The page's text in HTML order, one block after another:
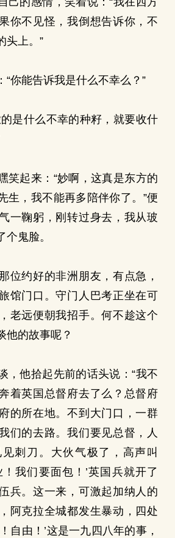
你不见怪，我倒想告诉你，不
头上。”
能告诉我是什么不幸么？”
什么不幸的种籽，就要收什
起来：“妙啊，这真是东方的
生，我不能再多陪伴你了。”便
一鞠躬，刚转过身去，我从玻
鬼脸。
约好的非洲朋友，有点急，
馆门口。守门人巴考正坐在可
老远便朝我招手。何不趁这个
他的故事呢？
他拾起先前的话头说：“我不
着英国总督府去了么？总督府
的所在地。不到大门口，一群
们的去路。我们要见总督，人
刺刀。大伙气极了，高声叫
！我们要面包！’英国兵就开了
兵。这一来，可激起加纳人的
阿克拉全城都发生暴动，四处
自由！’这是一九四八年的事，